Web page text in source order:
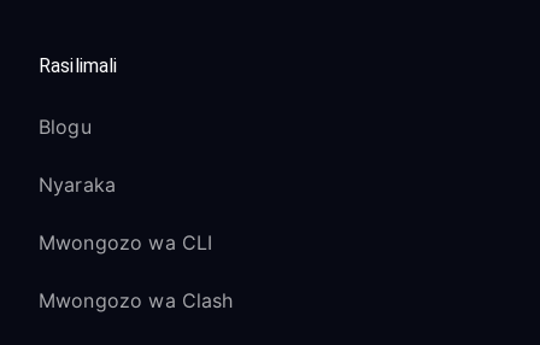
Rasilimali
Blogu
Nyaraka
Mwongozo wa CLI
Mwongozo wa Clash